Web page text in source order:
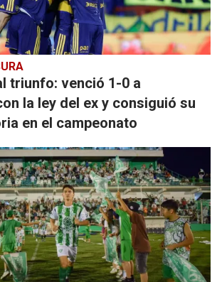
triunfo: venció 1-0 a
la ley del ex y consiguió su
en el campeonato